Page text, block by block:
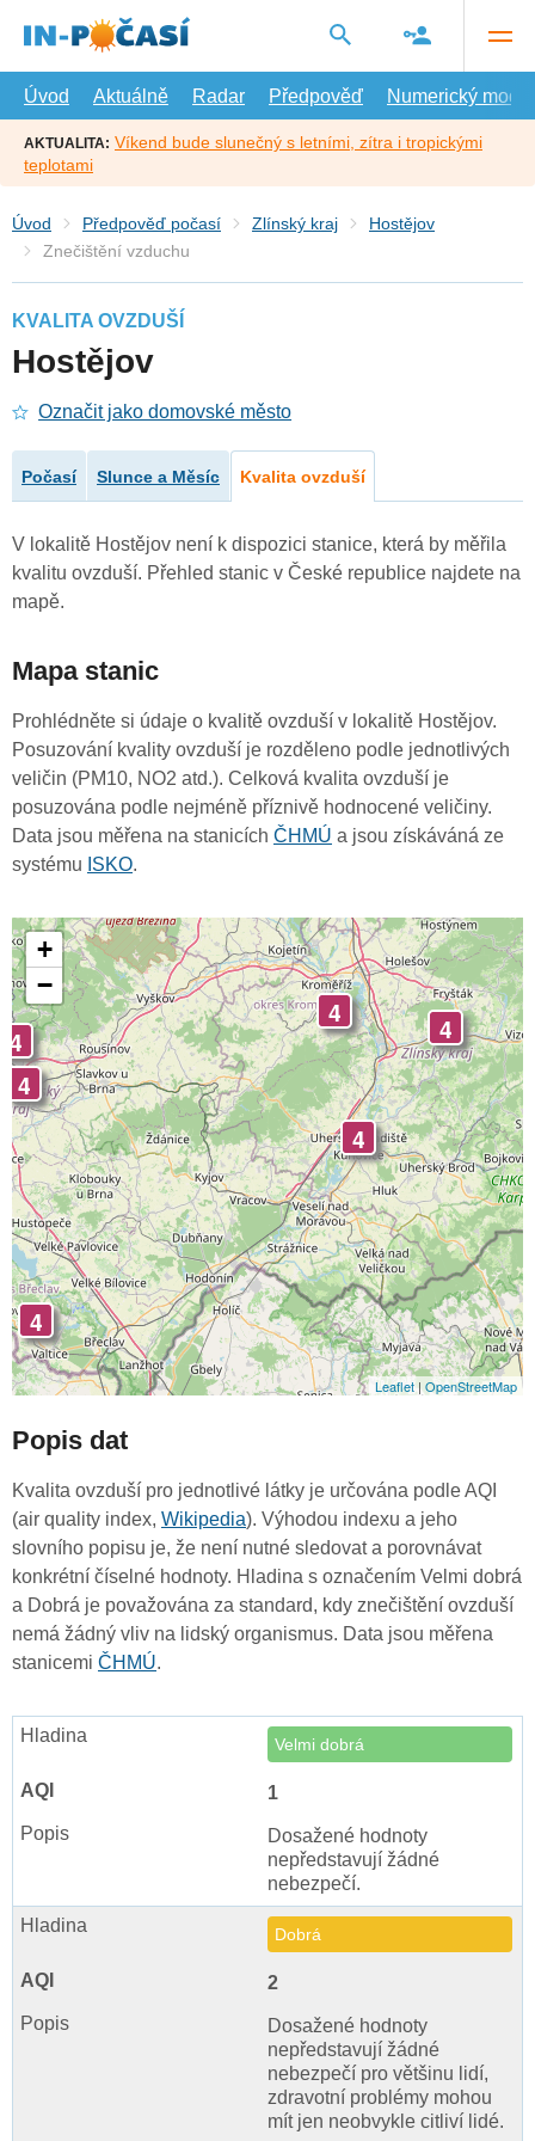
hlavní
Úvod
Aktuálně Radar Předpověď Numerický model
AKTUALITA: Víkend bude slunečný s letními, zítra i tropickými
teplotami
Úvod Předpověď počasí Zlínský kraj
Hostějov
Znečištění vzduchu
KVALITA OVZDUŠÍ
Hostějov
Označit jako domovské město
Počasí Slunce a Měsíc Kvalita ovzduší
V lokalitě Hostějov není k dispozici stanice, která by měřila
kvalitu ovzduší. Přehled stanic v České republice najdete na
mapě.
Mapa stanic
Prohlédněte si údaje o kvalitě ovzduší v lokalitě Hostějov.
Posuzování kvality ovzduší je rozděleno podle jednotlivých
veličin (PM10, NO2 atd.). Celková kvalita ovzduší je
posuzována podle nejméně příznivě hodnocené veličiny.
Data jsou měřena na stanicích ČHMÚ a jsou získáváná ze
systému ISKO.
4
4
4
4
4
4
+
−
Leaflet | OpenStreetMap
Popis dat
Kvalita ovzduší pro jednotlivé látky je určována podle AQI
(air quality index, Wikipedia). Výhodou indexu a jeho
slovního popisu je, že není nutné sledovat a porovnávat
konkrétní číselné hodnoty. Hladina s označením Velmi dobrá
a Dobrá je považována za standard, kdy znečištění ovzduší
nemá žádný vliv na lidský organismus. Data jsou měřena
stanicemi ČHMÚ.
Velmi dobrá
1
Dosažené hodnoty
nepředstavují žádné
nebezpečí.
Dobrá
2
Dosažené hodnoty
nepředstavují žádné
nebezpečí pro většinu lidí,
zdravotní problémy mohou
mít jen neobvykle citliví lidé.